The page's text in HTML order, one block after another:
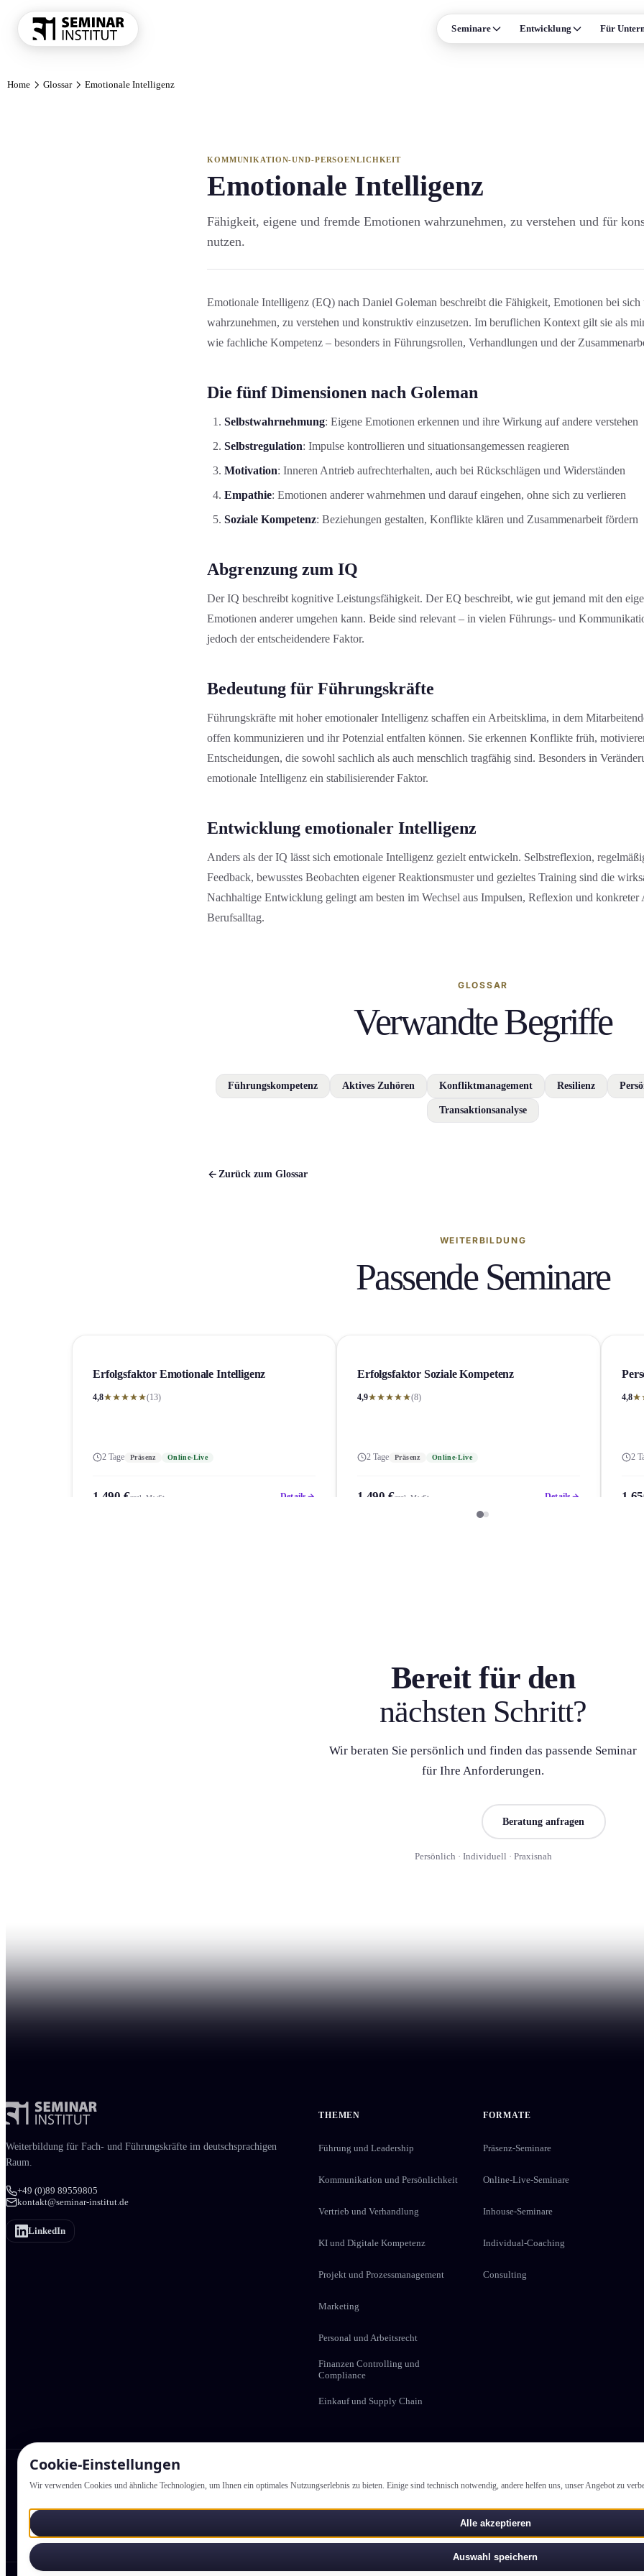
Cookie-Einstellung­en
Wir verwenden Cookies und ähnliche Technologien, um Ihnen ein optimales Nutzungs­erlebnis zu bieten. Einige sind technisch notwendig, andere helfen uns, unser Angebot zu
Alle akzeptieren
Auswahl speichern
Seminare
KI und Digitale Kompetenz
Projekt und Prozessmanagement
Personal und Arbeitsrecht
Einkauf und Supply Chain
Entwicklung Für
Home Glossar Emotionale Intelligenz
KOMMUNIKATION-UND-PERSOENLICHKEIT
Emotionale Intelligenz
Fähigkeit, eigene und fremde Emotionen wahrzunehmen, zu verstehen und für
nutzen.
Emotionale Intelligenz (EQ) nach Daniel Goleman beschreibt die Fähigkeit, Emotionen bei sich
wahrzunehmen, zu verstehen und konstruktiv einzusetzen. Im beruflichen Kontext gilt sie als
wie fachliche Kompetenz – besonders in Führungs­rollen, Verhandlung­en und der
Die fünf Dimensionen nach Goleman
Selbstwahrnehmung: Eigene Emotionen erkennen und ihre Wirkung auf andere verstehen
Selbstregulation: Impulse kontrollieren und situationsangemessen reagieren
Motivation: Inneren Antrieb aufrechterhalten, auch bei Rückschlägen und Widerständen
Empathie: Emotionen anderer wahrnehmen und darauf eingehen, ohne sich zu verlieren
Soziale Kompetenz: Beziehungen gestalten, Konflikte klären und Zusammenarbeit fördern
Abgrenzung zum IQ
Der IQ beschreibt kognitive Leistungs­fähigkeit. Der EQ beschreibt, wie gut jemand mit den
Emotionen anderer umgehen kann. Beide sind relevant – in vielen Führungs- und
jedoch der entscheidendere Faktor.
Bedeutung für Führungs­kräfte
Führungs­kräfte mit hoher emotionaler Intelligenz schaffen ein Arbeitsklima, in dem
offen kommunizieren und ihr Potenzial entfalten können. Sie erkennen Konflikte früh,
Entscheidung­en, die sowohl sachlich als auch menschlich tragfähig sind. Besonders in
emotionale Intelligenz ein stabilisierender Faktor.
Entwicklung emotionaler Intelligenz
Anders als der IQ lässt sich emotionale Intelligenz gezielt entwickeln. Selbstreflexion,
Feedback, bewusstes Beobachten eigener Reaktions­muster und gezieltes Training sind die
Nachhaltige Entwicklung gelingt am besten im Wechsel aus Impulsen, Reflexion und
Berufsalltag.
GLOSSAR
Verwandte Begriffe
Führungskompetenz Aktives Zuhören Konfliktmanagement Resilienz
Transaktionsanalyse
Zurück zum Glossar
WEITERBILDUNG
Passende Seminare
Erfolgsfaktor Emotionale Intelligenz
4,8 (13)
2 Tage Präsenz Online-Live
1.490 €zzgl. MwSt. Details
Erfolgsfaktor Soziale Kompetenz
4,9 (8)
2 Tage Präsenz Online-Live
1.490 €zzgl. MwSt. Details
4,8
2
Bereit für den
nächsten Schritt?
Wir beraten Sie persönlich und finden das passende Seminar
für Ihre Anforderung­en.
Beratung anfragen
Persönlich · Individuell · Praxisnah
Weiter­bildung für Fach- und Führungs­kräfte im deutschsprachigen
Raum.
+49 (0)89 89559805
kontakt@seminar-institut.de
LinkedIn
THEMEN
Führung und Leadership
Kommunikation und Persönlichkeit
Vertrieb und Verhandlung
KI und Digitale Kompetenz
Projekt und Prozessmanagement
Marketing
Personal und Arbeitsrecht
Finanzen Controlling und
Compliance
Einkauf und Supply Chain
FORMATE
Präsenz-Seminare
Online-Live-Seminare
Inhouse-Seminare
Individual-Coaching
Consulting
Ich stimme derDatenschutzerklärungzu.